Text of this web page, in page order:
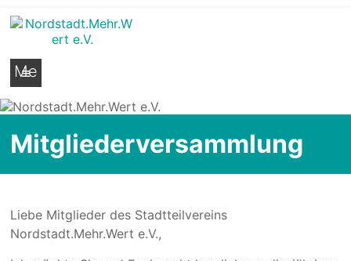
Nordstadt.Mehr.Wert e.V.
Stadtteilseite der Hildesheimer Nordstadt
Me
Mitgliederversammlung
Liebe Mitglieder des Stadtteilvereins
Nordstadt.Mehr.Wert e.V.,